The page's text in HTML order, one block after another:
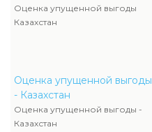
Оценка упущенной выгоды
Казахстан
Оценка упущенной выгоды
- Казахстан
Оценка упущенной выгоды -
Казахстан